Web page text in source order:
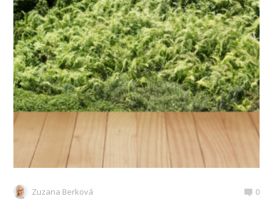
Zuzana Berková 0